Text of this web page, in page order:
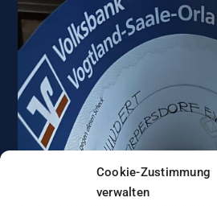
Cookie-Zustimmung
verwalten